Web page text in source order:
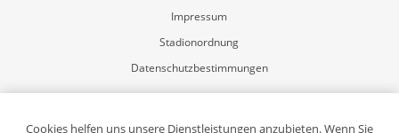
Impressum
Stadionordnung
Datenschutzbestimmungen
Mein Konto
Registrierung
Cookies helfen uns unsere Dienstleistungen anzubieten. Wenn Sie